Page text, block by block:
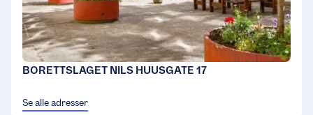
BORETTSLAGET NILS HUUSGATE 17
Se alle adresser